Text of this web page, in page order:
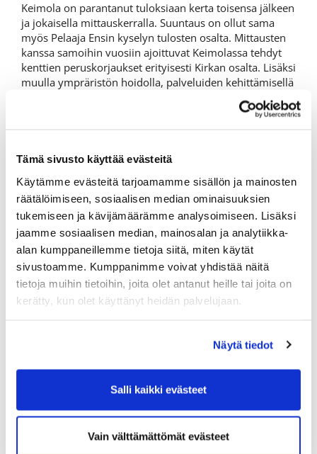
Tämä sivusto käyttää evästeitä
Käytämme evästeitä tarjoamamme sisällön ja mainosten
räätälöimiseen, sosiaalisen median ominaisuuksien
tukemiseen ja kävijämäärämme analysoimiseen. Lisäksi
jaamme sosiaalisen median, mainosalan ja analytiikka-
alan kumppaneillemme tietoja siitä, miten käytät
sivustoamme. Kumppanimme voivat yhdistää näitä
tietoja muihin tietoihin, joita olet antanut heille tai joita on
kerätty, kun olet käyttänyt heidän palvelujaan.
Näytä tiedot
Salli kaikki evästeet
Vain välttämättömät evästeet
Keimola on parantanut tuloksiaan kerta toisensa jälkeen
ja jokaisella mittauskerralla. Suuntaus on ollut sama
myös Pelaaja Ensin kyselyn tulosten osalta. Mittausten
kanssa samoihin vuosiin ajoittuvat Keimolassa tehdyt
kenttien peruskorjaukset erityisesti Kirkan osalta. Lisäksi
muulla ympräristön hoidolla, palveluiden kehittämisellä
ja klubitalon ehostamisella on täytynyt olla myös oma
merkityksensä. Keimola on ollut myös myönteisesti
pelaajamäärät ovat kasvaneet kaikissa käyttäjäryhmissä.
LISÄTIETOA
Golfpisteen juttu Keimolan noususta löytyy täältä
Yhteenvetotaulukon Keimolan tuloksista löydät täältä